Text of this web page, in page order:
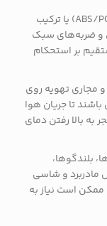
معمولاً از پلاستیک فشرده (ABS/PC) یا ترکیب
و ضربه‌های سبک
بر استحکام
مجاری تهویه روی
تا جریان هوا
به بالا رفتن دمای
بلندگوها،
مادربرد و شاسی
است نیاز به